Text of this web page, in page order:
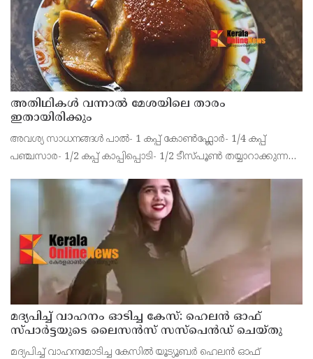
അതിഥികൾ വന്നാൽ മേശയിലെ താരം
ഇതായിരിക്കും
അവശ്യ സാധനങ്ങൾ പാൽ- 1 കപ്പ് കോൺഫ്ലോർ- 1/4 കപ്പ്
പഞ്ചസാര- 1/2 കപ്പ് കാപ്പിപ്പൊടി- 1/2 ടീസ്പൂൺ തയ്യാറാക്കുന്ന
യോജിപ്പിക്കാം. ഒരു പാനിൽ വെള്ളമെടുത്ത് പഞ
മദ്യപിച്ച് വാഹനം ഓടിച്ച കേസ്: ഹെലൻ ഓഫ്
സ്പാർട്ടയുടെ ലൈസൻസ് സസ്പെൻഡ് ചെയ്തു
മദ്യപിച്ച് വാഹനമോടിച്ച കേസിൽ യൂട്യൂബർ ഹെലൻ ഓഫ്